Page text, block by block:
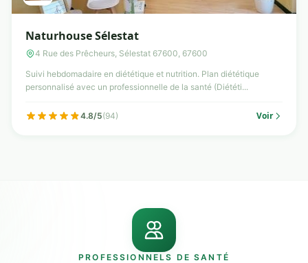
Naturhouse Sélestat
4 Rue des Prêcheurs, Sélestat 67600, 67600
Suivi hebdomadaire en diététique et nutrition. Plan diététique
personnalisé avec un professionnelle de la santé (Diététi...
4.8/5(94) Voir
PROFESSIONNELS DE SANTÉ